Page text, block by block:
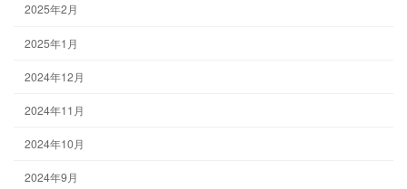
2025年2月
2025年1月
2024年12月
2024年11月
2024年10月
2024年9月